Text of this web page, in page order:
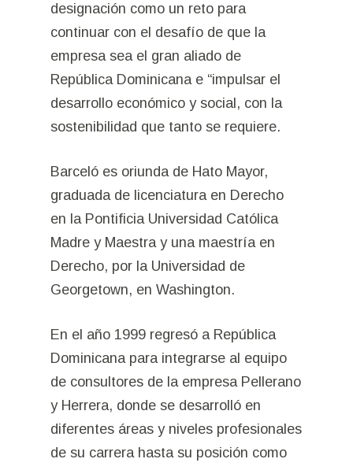
designación como un reto para
continuar con el desafío de que la
empresa sea el gran aliado de
República Dominicana e “impulsar el
desarrollo económico y social, con la
sostenibilidad que tanto se requiere.
Barceló es oriunda de Hato Mayor,
graduada de licenciatura en Derecho
en la Pontificia Universidad Católica
Madre y Maestra y una maestría en
Derecho, por la Universidad de
Georgetown, en Washington.
En el año 1999 regresó a República
Dominicana para integrarse al equipo
de consultores de la empresa Pellerano
y Herrera, donde se desarrolló en
diferentes áreas y niveles profesionales
de su carrera hasta su posición como